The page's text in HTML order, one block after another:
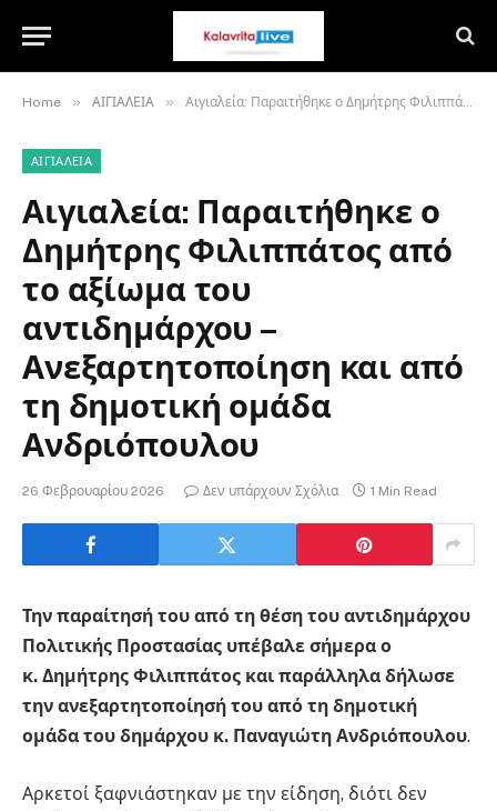
Home » ΑΙΓΙΑΛΕΙΑ » Αιγιαλεία: Παραιτήθηκε ο Δημήτρης Φιλιππάτος από το αξίωμα του αντιδημάρχου – Ανεξαρτητοποίηση και από τη δημοτική ομάδα Ανδριόπουλου
ΑΙΓΙΑΛΕΙΑ
Αιγιαλεία: Παραιτήθηκε ο
Δημήτρης Φιλιππάτος από
το αξίωμα του
αντιδημάρχου –
Ανεξαρτητοποίηση και από
τη δημοτική ομάδα
Ανδριόπουλου
26 Φεβρουαρίου 2026 Δεν υπάρχουν Σχόλια 1 Min Read
Την παραίτησή του από τη θέση του αντιδημάρχου
Πολιτικής Προστασίας υπέβαλε σήμερα ο
κ. Δημήτρης Φιλιππάτος και παράλληλα δήλωσε
την ανεξαρτητοποίησή του από τη δημοτική
ομάδα του δημάρχου κ. Παναγιώτη Ανδριόπουλου.
Αρκετοί ξαφνιάστηκαν με την είδηση, διότι δεν